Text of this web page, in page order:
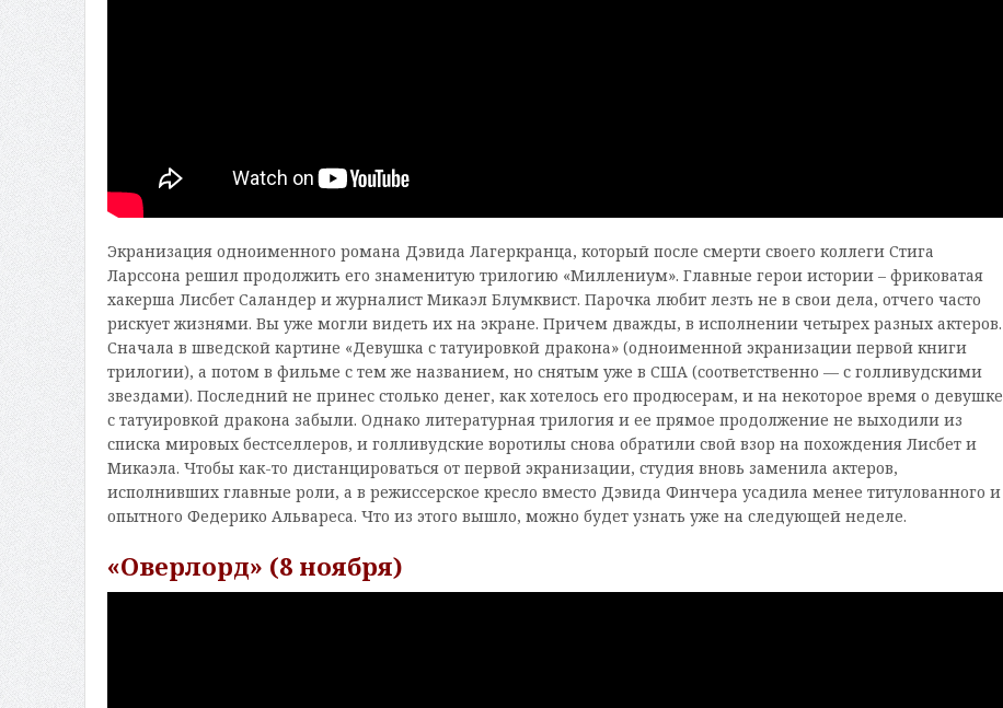
Экранизация одноименного романа Дэвида Лагеркранца, который после смерти своего коллеги Стига
Ларссона решил продолжить его знаменитую трилогию «Миллениум». Главные герои истории – фриковатая
хакерша Лисбет Саландер и журналист Микаэл Блумквист. Парочка любит лезть не в свои дела, отчего часто
рискует жизнями. Вы уже могли видеть их на экране. Причем дважды, в исполнении четырех разных актеров.
Сначала в шведской картине «Девушка с татуировкой дракона» (одноименной экранизации первой книги
трилогии), а потом в фильме с тем же названием, но снятым уже в США (соответственно — с голливудскими
звездами). Последний не принес столько денег, как хотелось его продюсерам, и на некоторое время о девушке
с татуировкой дракона забыли. Однако литературная трилогия и ее прямое продолжение не выходили из
списка мировых бестселлеров, и голливудские воротилы снова обратили свой взор на похождения Лисбет и
Микаэла. Чтобы как-то дистанцироваться от первой экранизации, студия вновь заменила актеров,
исполнивших главные роли, а в режиссерское кресло вместо Дэвида Финчера усадила менее титулованного и
опытного Федерико Альвареса. Что из этого вышло, можно будет узнать уже на следующей неделе.
«Оверлорд» (8 ноября)